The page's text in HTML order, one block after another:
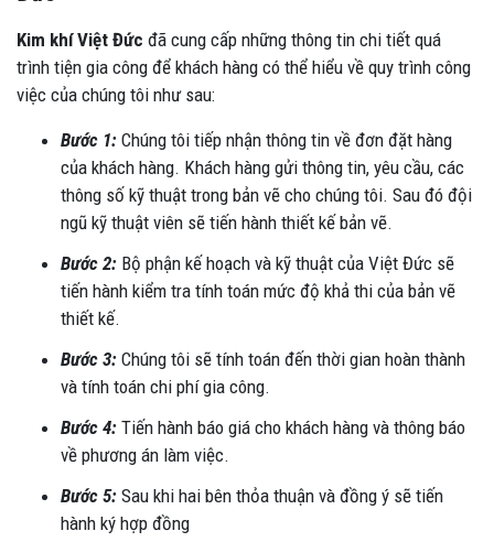
Kim khí Việt Đức đã cung cấp những thông tin chi tiết quá
trình tiện gia công để khách hàng có thể hiểu về quy trình công
việc của chúng tôi như sau:
Bước 1: Chúng tôi tiếp nhận thông tin về đơn đặt hàng
của khách hàng. Khách hàng gửi thông tin, yêu cầu, các
thông số kỹ thuật trong bản vẽ cho chúng tôi. Sau đó đội
ngũ kỹ thuật viên sẽ tiến hành thiết kế bản vẽ.
Bước 2: Bộ phận kế hoạch và kỹ thuật của Việt Đức sẽ
tiến hành kiểm tra tính toán mức độ khả thi của bản vẽ
thiết kế.
Bước 3: Chúng tôi sẽ tính toán đến thời gian hoàn thành
và tính toán chi phí gia công.
Bước 4: Tiến hành báo giá cho khách hàng và thông báo
về phương án làm việc.
Bước 5: Sau khi hai bên thỏa thuận và đồng ý sẽ tiến
hành ký hợp đồng